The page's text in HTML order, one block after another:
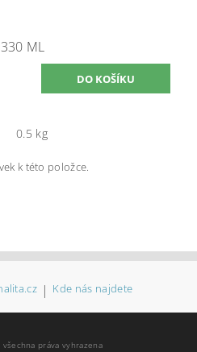
ML
0.5 kg
k této položce.
| Kde nás najdete
všechna práva vyhrazena